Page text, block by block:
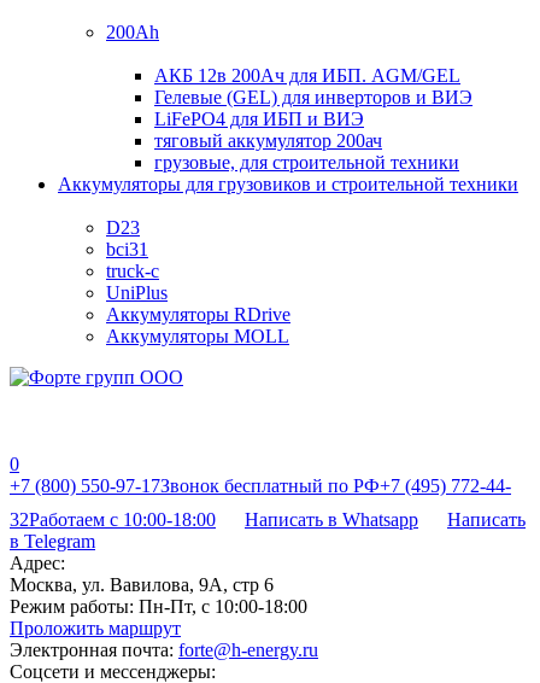
200Ah
АКБ 12в 200Ач для ИБП. AGM/GEL
Гелевые (GEL) для инверторов и ВИЭ
LiFePO4 для ИБП и ВИЭ
тяговый аккумулятор 200ач
грузовые, для строительной техники
Аккумуляторы для грузовиков и строительной техники
D23
bci31
truck-c
UniPlus
Аккумуляторы RDrive
Аккумуляторы MOLL
0
+7 (800) 550-97-17Звонок бесплатный по РФ+7 (495) 772-44-
32Работаем с 10:00-18:00 Написать в Whatsapp
Написать
в Telegram
Адрес:
Москва, ул. Вавилова, 9А, стр 6
Режим работы: Пн-Пт, с 10:00-18:00
Проложить маршрут
Электронная почта: forte@h-energy.ru
Соцсети и мессенджеры: